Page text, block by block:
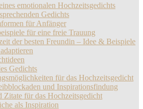
emotionalen Hochzeitsgedichts
Gedichts
für Anfänger
für eine freie Trauung
der besten Freundin – Idee & Beispiele
Gedichts
für das Hochzeitsgedicht
und Inspirationsfindung
Zitate für das Hochzeitsgedicht
als Inspiration